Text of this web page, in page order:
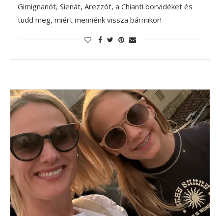
Gimignanót, Sienát, Arezzót, a Chianti borvidéket és
tudd meg, miért mennénk vissza bármikor!